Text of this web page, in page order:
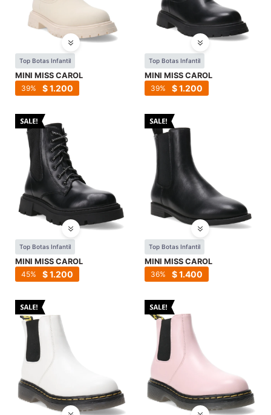
Top Botas Infantil
MINI MISS CAROL
$1.200
39
Top Botas Infantil
MINI MISS CAROL
$1.200
39
Top Botas Infantil
MINI MISS CAROL
$1.200
45
Top Botas Infantil
MINI MISS CAROL
$1.400
36